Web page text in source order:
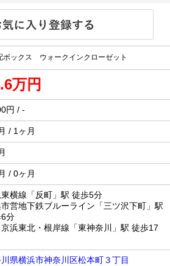
ックス ウォークインクローゼット
万円
円 / -
/ 1ヶ月
/ 0ヶ月
横線「反町」駅 徒歩5分
営地下鉄ブルーライン「三ツ沢下町」駅
分
京浜東北・根岸線「東神奈川」駅 徒歩17
県横浜市神奈川区松本町３丁目